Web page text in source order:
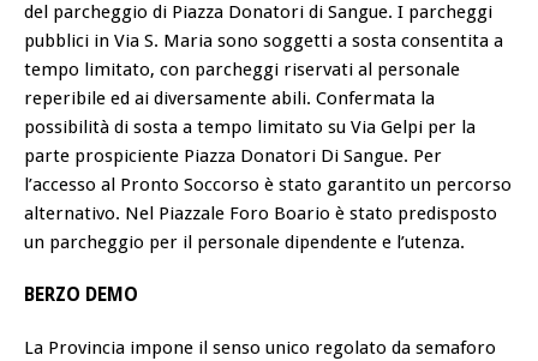
del parcheggio di Piazza Donatori di Sangue. I parcheggi
pubblici in Via S. Maria sono soggetti a sosta consentita a
tempo limitato, con parcheggi riservati al personale
reperibile ed ai diversamente abili. Confermata la
possibilità di sosta a tempo limitato su Via Gelpi per la
parte prospiciente Piazza Donatori Di Sangue. Per
l’accesso al Pronto Soccorso è stato garantito un percorso
alternativo. Nel Piazzale Foro Boario è stato predisposto
un parcheggio per il personale dipendente e l’utenza.
BERZO DEMO
La Provincia impone il senso unico regolato da semaforo